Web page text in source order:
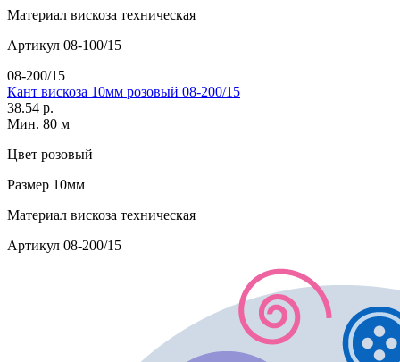
Материал вискоза техническая
Артикул 08-100/15
08-200/15
Кант вискоза 10мм розовый 08-200/15
38.54 р.
Мин. 80 м
Цвет розовый
Размер 10мм
Материал вискоза техническая
Артикул 08-200/15